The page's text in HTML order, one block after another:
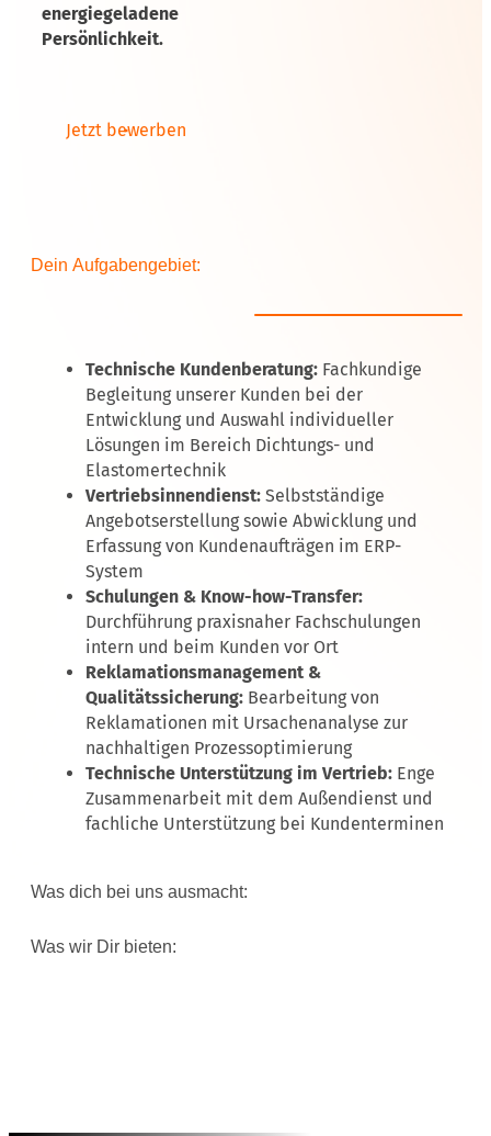
energiegeladene
Persönlichkeit.
Jetzt bewerben
Dein Aufgabengebiet:
Was dich bei uns ausmacht:
Was wir Dir bieten:
Technische Kundenberatung: Fachkundige
Begleitung unserer Kunden bei der
Entwicklung und Auswahl individueller
Lösungen im Bereich Dichtungs- und
Elastomertechnik
Vertriebsinnendienst: Selbstständige
Angebotserstellung sowie Abwicklung und
Erfassung von Kundenaufträgen im ERP-
System
Schulungen & Know-how-Transfer:
Durchführung praxisnaher Fachschulungen
intern und beim Kunden vor Ort
Reklamationsmanagement &
Qualitätssicherung: Bearbeitung von
Reklamationen mit Ursachenanalyse zur
nachhaltigen Prozessoptimierung
Technische Unterstützung im Vertrieb: Enge
Zusammenarbeit mit dem Außendienst und
fachliche Unterstützung bei Kundenterminen